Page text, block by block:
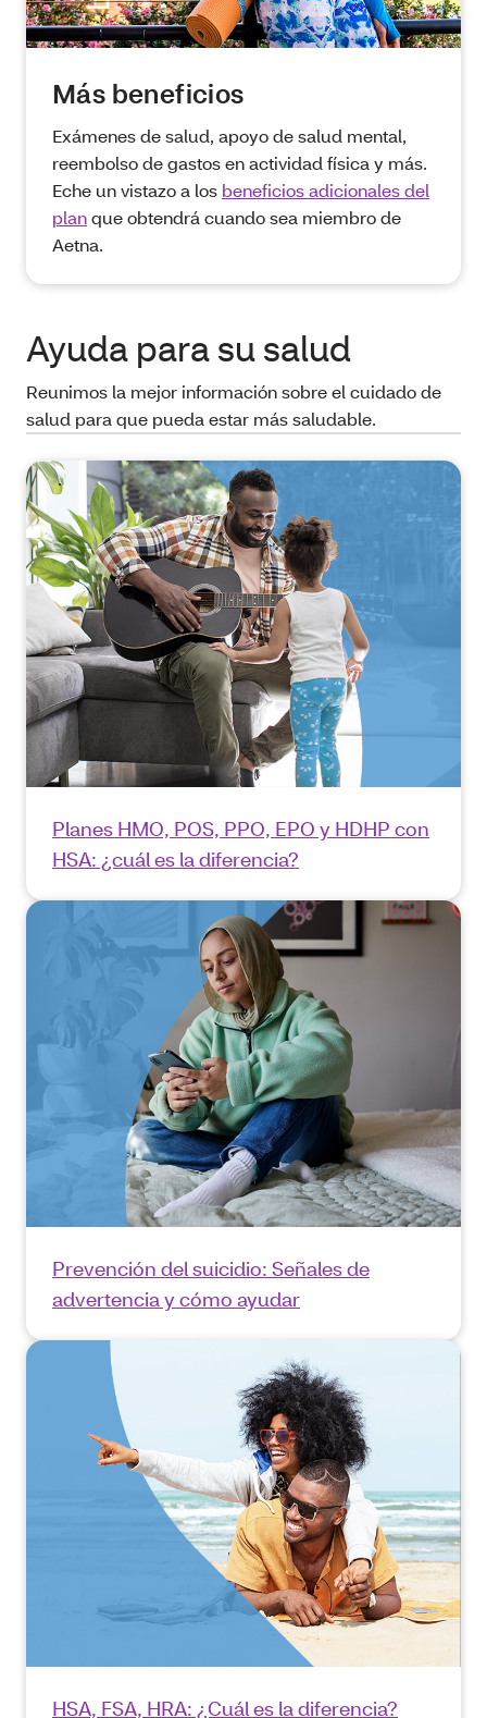
Más beneficios
Exámenes de salud, apoyo de salud mental,
reembolso de gastos en actividad física y más.
Eche un vistazo a los beneficios adicionales del
planque obtendrá cuando sea miembro de
Aetna.
Ayuda para su salud
Reunimos la mejor información sobre el cuidado de
salud para que pueda estar más saludable.
Planes HMO, POS, PPO, EPO y HDHP con
HSA: ¿cuál es la diferencia?
Prevención del suicidio: Señales de
advertencia y cómo ayudar
HSA, FSA, HRA: ¿Cuál es la diferencia?